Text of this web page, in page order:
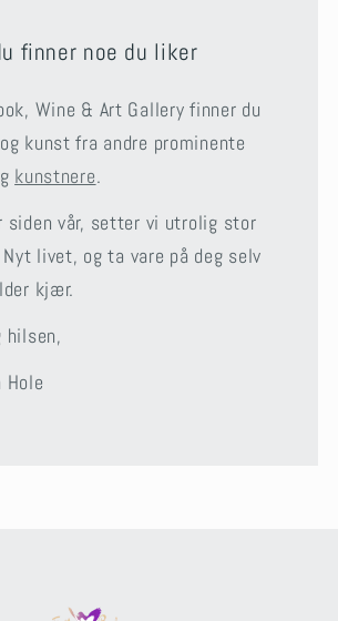
finner noe du liker
Wine & Art Gallery finner du
kunst fra andre prominente
kunstnere.
siden vår, setter vi utrolig stor
livet, og ta vare på deg selv
kjær.
hilsen,
Hole